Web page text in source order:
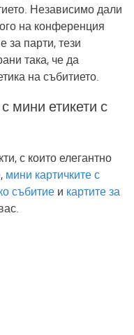
Независимо дали
на конференция
за парти, тези
така, че да
на събитието.
мини етикети с
с които елегантно
мини картичките с
събитие и картите за